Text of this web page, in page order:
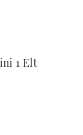
1 Elt